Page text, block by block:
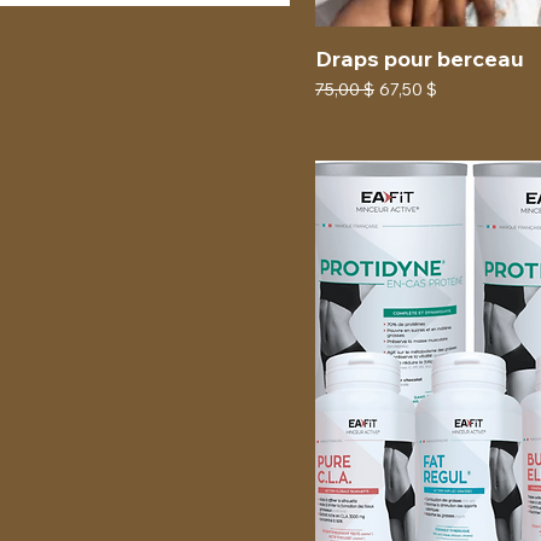
Draps pour berceau
Prix original
75,00 $ Prix promotionnel
67,50 $